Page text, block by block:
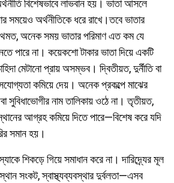
বিশেষভাবে লাভবান হয়। ভাতা আসলে
সময়েও অর্থনীতিকে ধরে রাখে।তবে ভাতার
অনেক সময় ভাতার পরিমাণ এত কম যে
পারে না। কয়েকশো টাকার ভাতা দিয়ে একটি
মেটানো প্রায় অসম্ভব। দ্বিতীয়ত, দুর্নীতি বা
কমিয়ে দেয়। অনেক প্রকল্পে মাঝের
সুবিধাভোগীর নাম তালিকায় ওঠে না। তৃতীয়ত,
আগ্রহ কমিয়ে দিতে পারে—বিশেষ করে যদি
সমান হয়।
শিকড়ে গিয়ে সমাধান করে না। দারিদ্র্যের মূল
সংকট, স্বাস্থ্যব্যবস্থার দুর্বলতা—এসব